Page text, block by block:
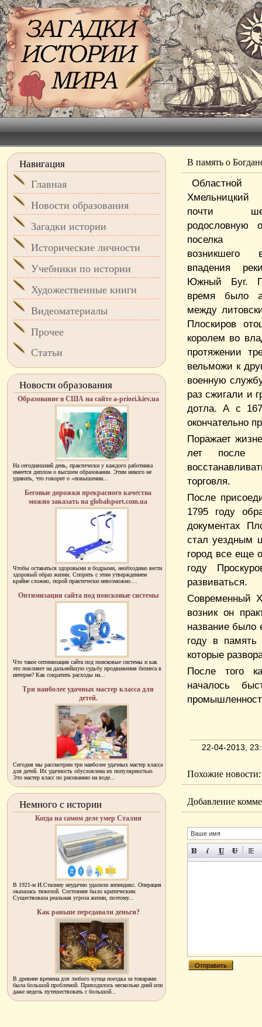
В память о
почти
родословную
поселка
возникшего
впадения
Южный Буг.
время было
между
Плоскиров
королем во
протяжении
вельможи к
военную
раз сжигали и
дотла. А с
окончательно
Поражает
лет после
торговля.
После
1795 году
документах
стал уездным
город все еще
году
развиваться.
Современный
возник он
название было
году в память
которые
После того
началось
22-04-2013,
Похожие новости:
Добавление
Навигация
Главная
Новости образования
Загадки истории
Исторические личности
Учебники по истории
Художественные книги
Видеоматериалы
Прочее
Статьи
Новости образования
Образование в США на сайте a-priori.kiev.ua
На сегодняшний день, практически у каждого работника
имеется диплом о высшем образовании. Этим никого не
удивить, что говорит о «повышении...
Беговые дорожки прекрасного качества
можно заказать на globalsport.com.ua
Чтобы оставаться здоровыми и бодрыми, необходимо вести
здоровый образ жизни. Спорить с этим утверждением
крайне сложно, порой практически невозможно....
Оптимизация сайта под поисковые системы
Что такое оптимизация сайта под поисковые системы и как
это повлияет на дальнейшую судьбу продвижения бизнеса в
интерне? Как сократить расходы на...
Три наиболее удачных мастер класса для
детей.
Сегодня мы рассмотрим три наиболее удачных мастер класса
для детей. Их удачность обусловлена их популярностью.
Это мастер класс по рисованию на воде...
Немного с истории
Когда на самом деле умер Сталин
В 1921-м И.Сталину неудачно удалили аппендикс. Операция
оказалась тяжелой. Состояние было критическим.
Существовала реальная угроза жизни, поэтому...
Как раньше передавали деньги?
В древние времена для любого купца поездка за товарами
была большой проблемой. Приходилось несколько дней или
даже недель путешествовать с большой...